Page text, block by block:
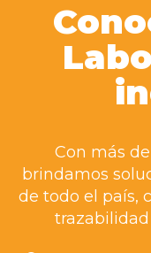
Con más
brindamos
de todo el país,